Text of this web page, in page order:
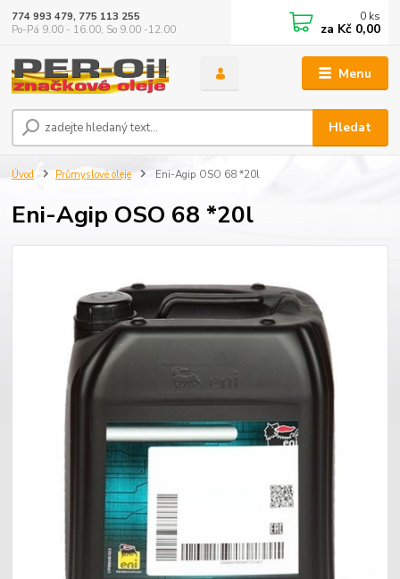
Menu
Hledat
774 993 479, 775 113 255
Po-Pá 9.00 - 16.00, So 9.00 -12.00
0 ks
za Kč 0,00
Úvod Průmyslové oleje Eni-Agip OSO 68 *20l
Eni-Agip OSO 68 *20l